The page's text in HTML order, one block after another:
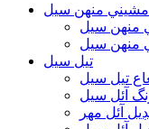
مشيني منهن سيل
تيل سيل